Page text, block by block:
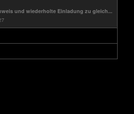
und wiederholte Einladung zu gleich...